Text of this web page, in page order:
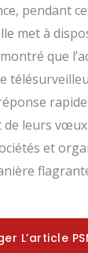
pendant
met à
que
leurs
et
L’article